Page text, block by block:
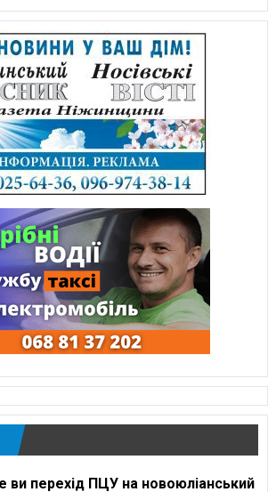
ви перехід ПЦУ на новоюліанський